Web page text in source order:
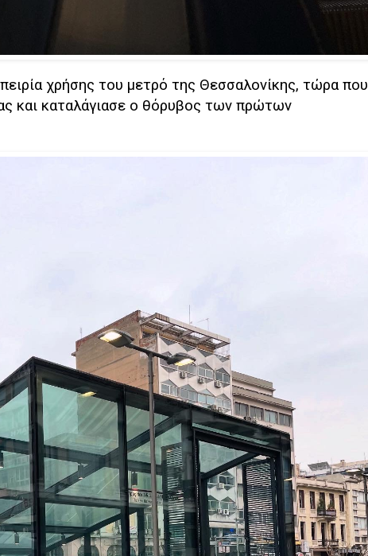
χρήσης του μετρό της Θεσσαλονίκης, τώρα που
και καταλάγιασε ο θόρυβος των πρώτων